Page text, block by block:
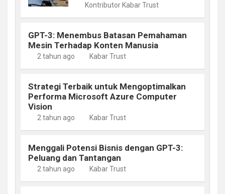
Kontributor Kabar Trust
GPT-3: Menembus Batasan Pemahaman
Mesin Terhadap Konten Manusia
2 tahun ago Kabar Trust
Strategi Terbaik untuk Mengoptimalkan
Performa Microsoft Azure Computer
Vision
2 tahun ago Kabar Trust
Menggali Potensi Bisnis dengan GPT-3:
Peluang dan Tantangan
2 tahun ago Kabar Trust